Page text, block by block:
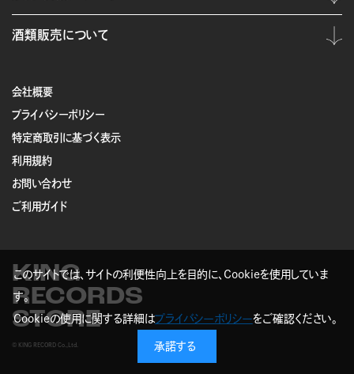
会社概要
プライバシーポリシー
特定商取引に基づく表示
利用規約
お問い合わせ
ご利用ガイド
KING
RECORDS
STORE
© KING RECORD Co.,Ltd.
酒類販売について
このサイトでは、サイトの利便性向上を目的に、Cookieを使用していま
す。
Cookieの使用に関する詳細はプライバシーポリシーをご確認ください。
承諾する